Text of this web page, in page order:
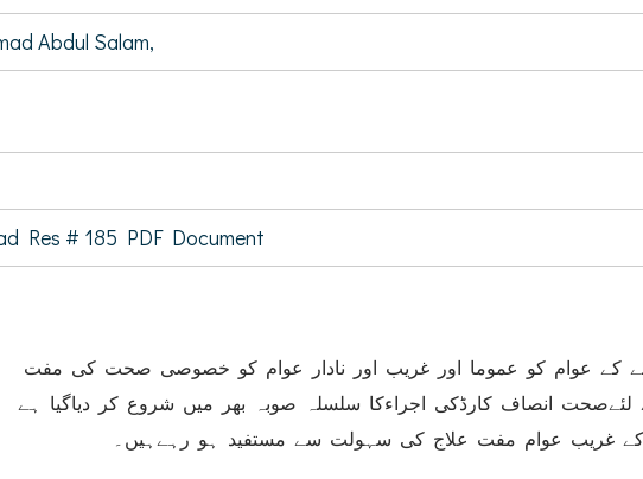
Abdul Salam,
Res # 185 PDF Document
کے عوام کو عموما اور غریب اور نادار عوام کو خصوصی صحت کی مفت
لئےصحت انصاف کارڈکی اجراءکا سلسلہ صوبہ بھر میں شروع کر دیاگیا ہے
غریب عوام مفت علاج کی سہولت سے مستفید ہو رہےہیں۔